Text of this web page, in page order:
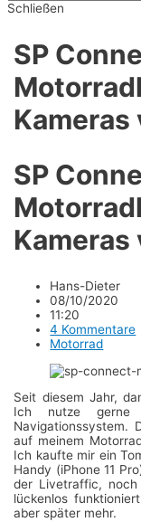
Schließen
SP
Kameras
SP
Kameras
Hans-Dieter
08/10/2020
11:20
4 Kommentare
Motorrad
Seit diesem Jahr,
Ich nutze
Navigationssystem.
auf meinem
Ich kaufte mir ein
Handy (iPhone 11
der Livetraffic,
lückenlos
aber später mehr.